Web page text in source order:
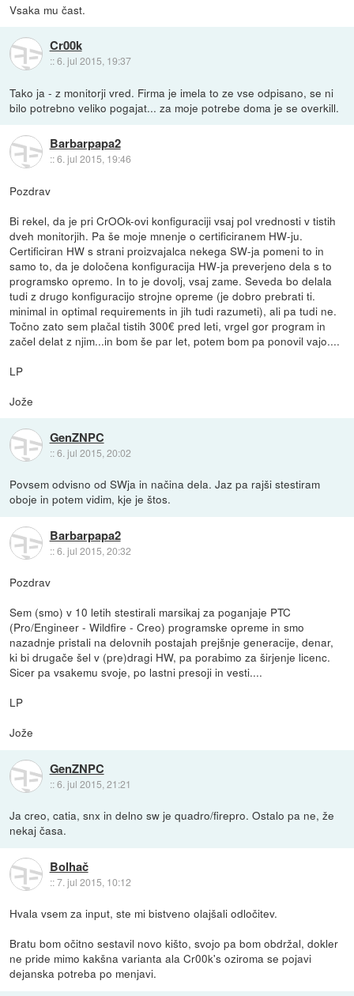
Vsaka mu čast.
Cr00k
::6. jul 2015, 19:37
Tako ja - z monitorji vred. Firma je imela to ze vse odpisano, se ni
bilo potrebno veliko pogajat... za moje potrebe doma je se overkill.
Barbarpapa2
::6. jul 2015, 19:46
Pozdrav
Bi rekel, da je pri CrOOk-ovi konfiguraciji vsaj pol vrednosti v tistih
dveh monitorjih. Pa še moje mnenje o certificiranem HW-ju.
Certificiran HW s strani proizvajalca nekega SW-ja pomeni to in
samo to, da je določena konfiguracija HW-ja preverjeno dela s to
programsko opremo. In to je dovolj, vsaj zame. Seveda bo delala
tudi z drugo konfiguracijo strojne opreme (je dobro prebrati ti.
minimal in optimal requirements in jih tudi razumeti), ali pa tudi ne.
Točno zato sem plačal tistih 300€ pred leti, vrgel gor program in
začel delat z njim...in bom še par let, potem bom pa ponovil vajo....
LP
Jože
GenZNPC
::6. jul 2015, 20:02
Povsem odvisno od SWja in načina dela. Jaz pa rajši stestiram
oboje in potem vidim, kje je štos.
Barbarpapa2
::6. jul 2015, 20:32
Pozdrav
Sem (smo) v 10 letih stestirali marsikaj za poganjaje PTC
(Pro/Engineer - Wildfire - Creo) programske opreme in smo
nazadnje pristali na delovnih postajah prejšnje generacije, denar,
ki bi drugače šel v (pre)dragi HW, pa porabimo za širjenje licenc.
Sicer pa vsakemu svoje, po lastni presoji in vesti....
LP
Jože
GenZNPC
::6. jul 2015, 21:21
Ja creo, catia, snx in delno sw je quadro/firepro. Ostalo pa ne, že
nekaj časa.
Bolhač
::7. jul 2015, 10:12
Hvala vsem za input, ste mi bistveno olajšali odločitev.
Bratu bom očitno sestavil novo kišto, svojo pa bom obdržal, dokler
ne pride mimo kakšna varianta ala Cr00k's oziroma se pojavi
dejanska potreba po menjavi.